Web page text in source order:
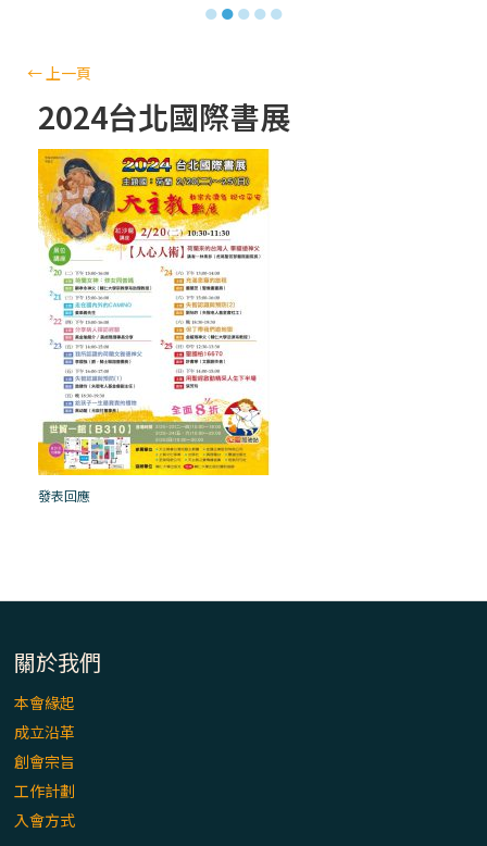
—金毓瑋 神父
【信仰之旅】第十一集：「教 會」(推廣片)
【信仰之旅】第十一集：「教 會」—林必能
神父
【信仰之旅】第十集：「逾越奧蹟」— 錢玲
珠老師
(5)黃敏正主教帶你做「四旬期避靜」—【逾
越的智慧】：完美的喜樂
(3)黃敏正主教帶你做「四旬期避靜」—【逾
●●●●●
← 上一頁
2024台北國際書展
發表回應
關於我們
本會緣起
成立沿革
創會宗旨
工作計劃
入會方式